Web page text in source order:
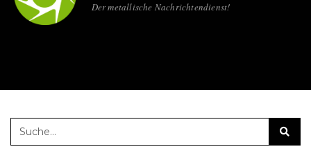
Der metallische Nachrichtendienst!